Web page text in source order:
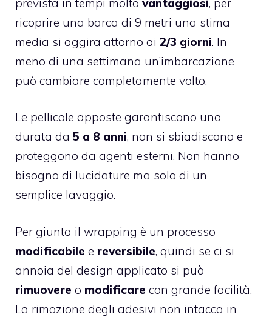
ricoprire una barca di 9 metri una stima
media si aggira attorno ai 2/3 giorni. In
meno di una settimana un’imbarcazione
può cambiare completamente volto.
Le pellicole apposte garantiscono una
durata da 5 a 8 anni, non si sbiadiscono e
proteggono da agenti esterni. Non hanno
bisogno di lucidature ma solo di un
semplice lavaggio.
Per giunta il wrapping è un processo
modificabile e reversibile, quindi se ci si
annoia del design applicato si può
rimuovere o modificare con grande facilità.
La rimozione degli adesivi non intacca in